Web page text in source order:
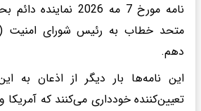
نامه مورخ 7 مه 2026
دهم.
این نامه‌ها بار دیگر از اذعان به
تعیین‌کننده خودداری می‌کنند که آمریکا